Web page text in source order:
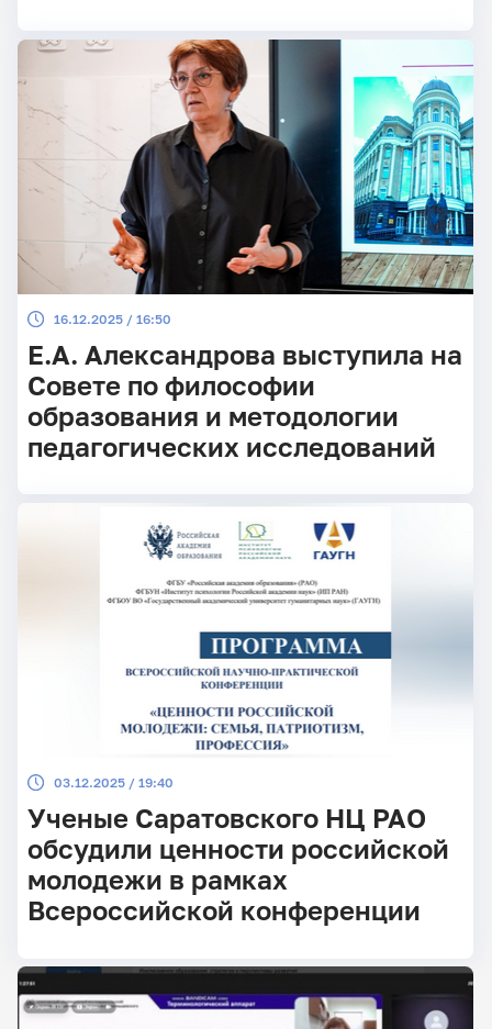
16.12.2025 / 16:50
Е.А. Александрова выступила на
Совете по философии
образования и методологии
педагогических исследований
03.12.2025 / 19:40
Ученые Саратовского НЦ РАО
обсудили ценности российской
молодежи в рамках
Всероссийской конференции